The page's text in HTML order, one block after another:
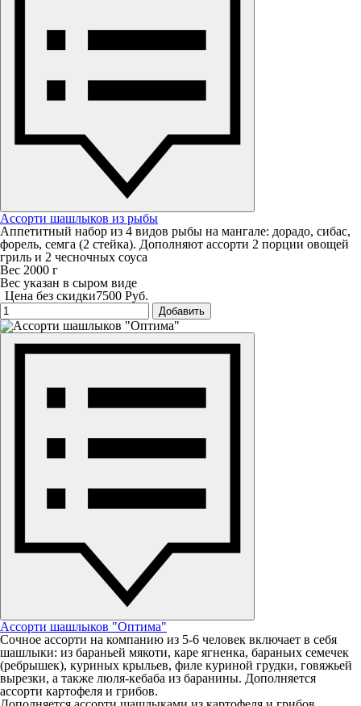
Ассорти шашлыков из рыбы
Аппетитный набор из 4 видов рыбы на мангале: дорадо, сибас,
форель, семга (2 стейка). Дополняют ассорти 2 порции овощей
гриль и 2 чесночных соуса
Вес 2000 г
Вес указан в сыром виде
Цена без скидки7500 Руб.
Добавить
Ассорти шашлыков "Оптима"
Сочное ассорти на компанию из 5-6 человек включает в себя
шашлыки: из бараньей мякоти, каре ягненка, бараньих семечек
(ребрышек), куриных крыльев, филе куриной грудки, говяжьей
вырезки, а также люля-кебаба из баранины. Дополняется
ассорти картофеля и грибов.